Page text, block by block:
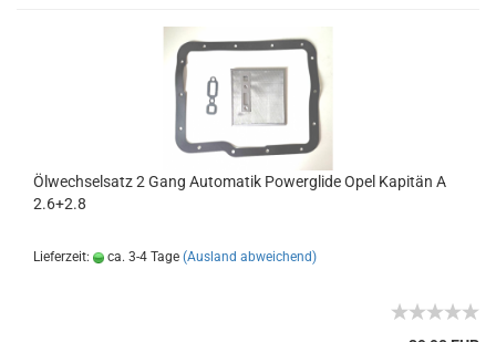
Ölwechselsatz 2 Gang Automatik Powerglide Opel Kapitän A
2.6+2.8
Lieferzeit: ca. 3-4 Tage (Ausland abweichend)